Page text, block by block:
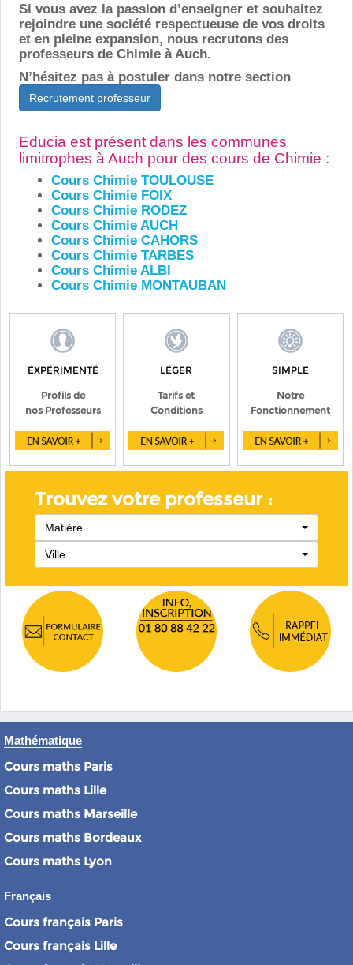
Si vous avez la passion d’enseigner et souhaitez
rejoindre une société respectueuse de vos droits
et en pleine expansion, nous recrutons des
professeurs de Chimie à Auch.
N’hésitez pas à postuler dans notre section
Recrutement professeur
Educia est présent dans les communes
limitrophes à Auch pour des cours de Chimie :
Cours Chimie TOULOUSE
Cours Chimie FOIX
Cours Chimie RODEZ
Cours Chimie AUCH
Cours Chimie CAHORS
Cours Chimie TARBES
Cours Chimie ALBI
Cours Chimie MONTAUBAN
ÉXPÉRIMENTÉ
Profils de
nos Professeurs
LÉGER
Tarifs et
Conditions
SIMPLE
Notre
Fonctionnement
Trouvez votre professeur :
Matière
Ville
Mathématique
Cours maths Paris
Cours maths Lille
Cours maths Marseille
Cours maths Bordeaux
Cours maths Lyon
Français
Cours français Paris
Cours français Lille